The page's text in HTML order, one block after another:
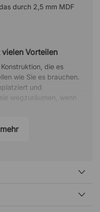
durch 2,5 mm MDF
Vorteilen
die es
wie Sie es brauchen.
und
wegzuräumen, wenn
genäht ist, kann sie